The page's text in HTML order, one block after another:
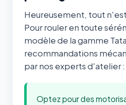
Heureusement, tout
Pour rouler en toute
modèle de la gamme
recommandations
par nos experts d'atelier :
Optez pour des